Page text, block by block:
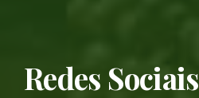
Redes Sociais